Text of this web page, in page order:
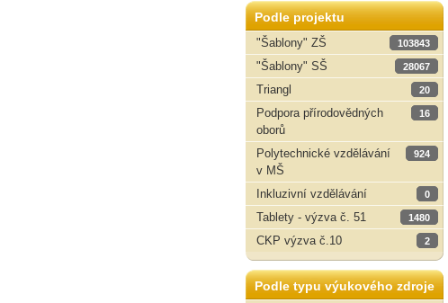
Podle projektu
"Šablony" ZŠ
103843
"Šablony" SŠ 28067
Triangl 20
Podpora přírodovědných
oborů
16
Polytechnické vzdělávání
v MŠ
924
Inkluzivní vzdělávání 0
Tablety - výzva č. 51 1480
CKP výzva č.10 2
Podle typu výukového zdroje